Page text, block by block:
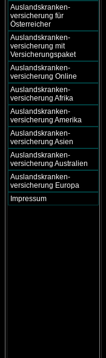
Auslandskranken-
versicherung für
Österreicher
Auslandskranken-
versicherung mit
Versicherungspaket
Auslandskranken-
versicherung Online
Auslandskranken-
versicherung Afrika
Auslandskranken-
versicherung Amerika
Auslandskranken-
versicherung Asien
Auslandskranken-
versicherung Australien
Auslandskranken-
versicherung Europa
Impressum